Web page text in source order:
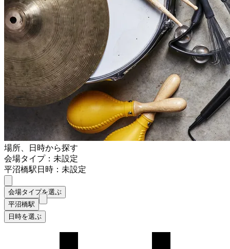
場所、日時から探す
会場タイプ：未設定
平沼橋駅日時：未設定
会場タイプを選ぶ
平沼橋駅
日時を選ぶ